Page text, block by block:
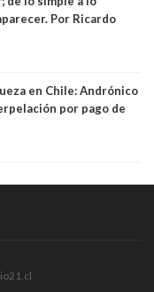
Por Ricardo
en Chile: Andrónico
por pago de